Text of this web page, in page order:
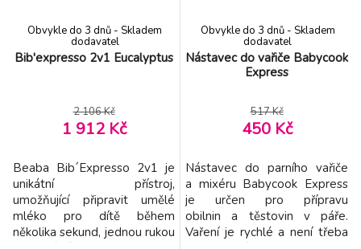
Bib'expresso 2v1 Eucalyptus
Obvykle do 3 dnů - Skladem
dodavatel
2 106 Kč
1 912 Kč
Beaba Bib´Expresso 2v1 je
unikátní přístroj,
umožňující připravit umělé
mléko pro dítě během
několika sekund, jednou rukou
Nástavec do vařiče Babycook
Express
Obvykle do 3 dnů - Skladem
dodavatel
517 Kč
450 Kč
Nástavec do parního vařiče
a mixéru Babycook Express
je určen pro přípravu
obilnin a těstovin v páře.
Vaření je rychlé a není třeba